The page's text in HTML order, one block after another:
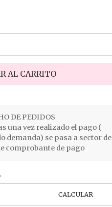
AL CARRITO
DE PEDIDOS
una vez realizado el pago (
demanda) se pasa a sector de
comprobante de pago
CALCULAR